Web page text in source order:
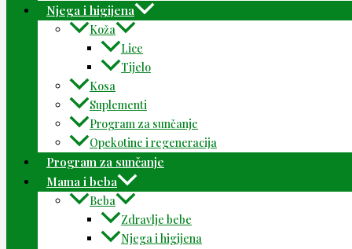
Njega i higijena
Koža
Lice
Tijelo
Kosa
Suplementi
Program za sunčanje
Opekotine i regeneracija
Program za sunčanje
Mama i beba
Beba
Zdravlje bebe
Njega i higijena